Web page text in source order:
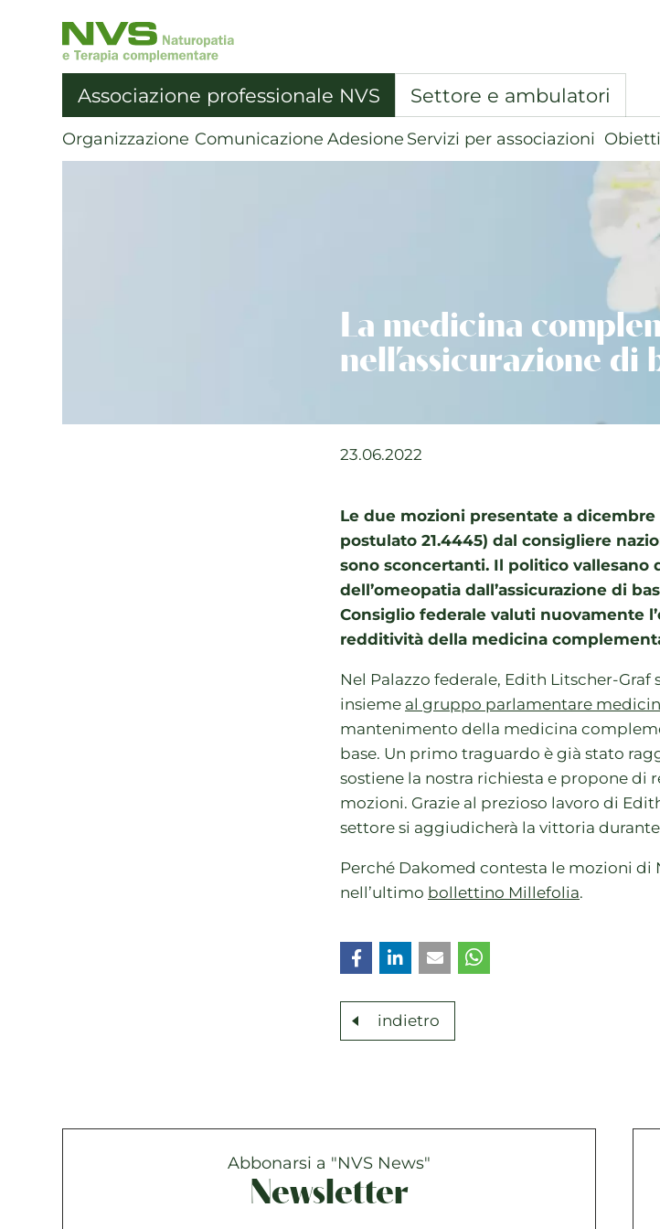
NVS
Associazione
Naturopatia
|
Associazione professionale NVS Settore e ambulatori
Organizzazione Comunicazione Adesione Servizi per associazioni
La medicina
nell’assicurazione di
23.06.2022
Le due mozioni presentate a dicembre
postulato 21.4445) dal consigliere
sono sconcertanti. Il politico vallesano
dell’omeopatia dall’assicurazione di
Consiglio federale valuti nuovamente
redditività della medicina
Nel Palazzo federale, Edith Litscher-
insieme al gruppo parlamentare
mantenimento della medicina
base. Un primo traguardo è già stato
sostiene la nostra richiesta e propone di
mozioni. Grazie al prezioso lavoro di
settore si aggiudicherà la vittoria
Perché Dakomed contesta le mozioni
nell’ultimo bollettino Millefolia.
indietro
Abbonarsi a "NVS News"
Newsletter